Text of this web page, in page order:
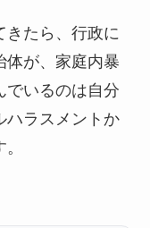
きたら、行政に
体が、家庭内暴
でいるのは自分
ハラスメントか